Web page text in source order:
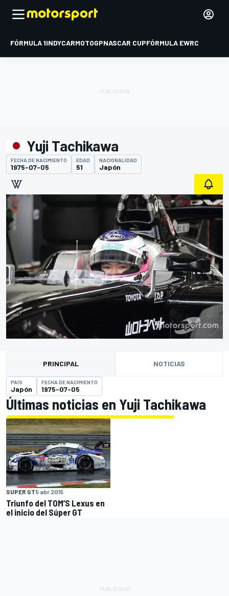
FÓRMULA 1INDYCARMOTOGPNASCAR CUPFÓRMULA EWRC
Yuji Tachikawa
FECHA DE NACIMIENTO
1975-07-05
EDAD
51
NACIONALIDAD
Japón
PRINCIPAL NOTICIAS
PAÍS
Japón
FECHA DE NACIMIENTO
1975-07-05
Últimas noticias en Yuji Tachikawa
SUPER GT5 abr 2015
Triunfo del TOM’S Lexus en
el inicio del Súper GT